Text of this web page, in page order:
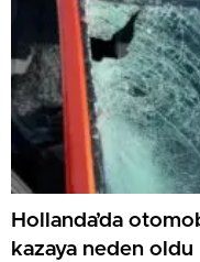
Hollanda’da
kazaya neden oldu